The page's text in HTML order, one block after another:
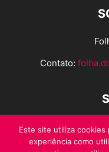
Contato:
Este site utiliza cookies
experiência como